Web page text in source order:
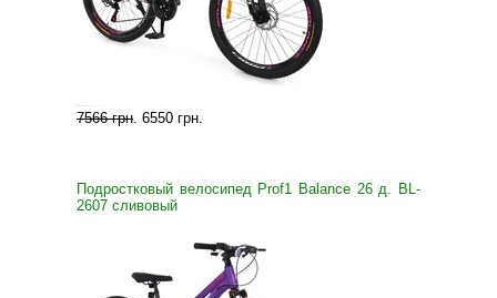
7566 грн. 6550 грн.
Подростковый велосипед Prof1 Balance 26 д. BL-
2607 сливовый